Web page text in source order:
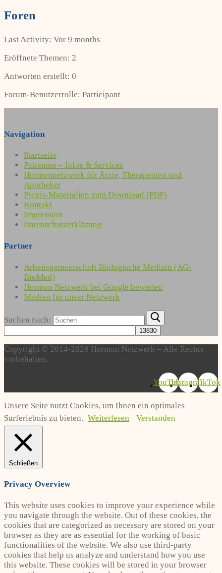
Foren
Last Activity: Vor 9 months
Eröffnete Themen: 2
Antworten erstellt: 0
Forum-Benutzerrolle: Participant
Navigation
Startseite
Patienten – Infos & Services
Hormonnetzwerk für Ärzte, Therapeuten und
Apotheker
Praxis-Materialien zum Download (PDF)
Kontakt
Impressum
Datenschutzerklärung
Partner
Arbeitsgemeinschaft Biologische Medizin (AG-
BioMed)
Hormon Netzwerk bei Google bewerten
Medien für unser Netzwerk
Suchen nach:
Copyright © 2014-2026 Hormon Netzwerk – Alle Rechte
vorbehalten.
YouTubeInstagramTikTok
Unsere Seite nutzt Cookies, um Ihnen ein optimales
Surferlebnis zu bieten. Weiterlesen Verstanden
Schließen
Privacy Overview
This website uses cookies to improve your experience while
you navigate through the website. Out of these cookies, the
cookies that are categorized as necessary are stored on your
browser as they are as essential for the working of basic
functionalities of the website. We also use third-party
cookies that help us analyze and understand how you use
this website. These cookies will be stored in your browser